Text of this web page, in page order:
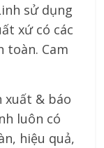
sử dụng
xứ có các
toàn. Cam
xuất & báo
luôn có
hiệu quả,